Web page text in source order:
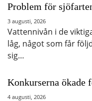
Problem för
3 augusti, 2026
Vattennivån i de
låg, något som får
sig…
Konkurserna ökade
4 augusti, 2026